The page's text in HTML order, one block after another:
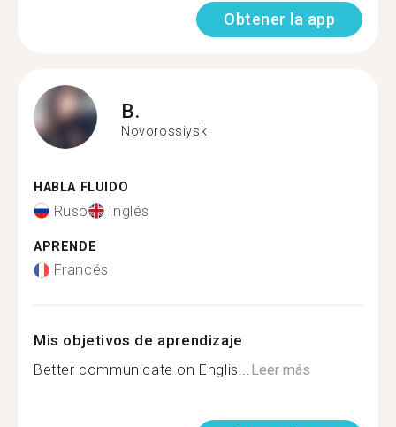
Obtener la app
B.
Novorossiysk
HABLA FLUIDO
Ruso Inglés
APRENDE
Francés
Mis objetivos de aprendizaje
Better communicate on Englis...Leer más